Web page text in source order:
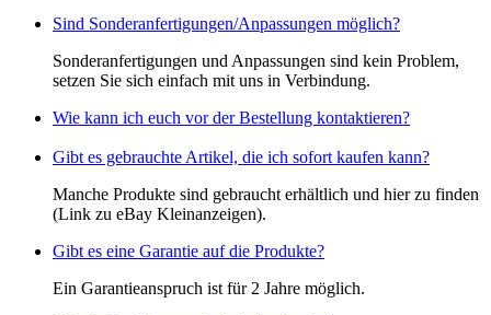
Sind Sonderanfertigungen/Anpassungen möglich?
Sonderanfertigungen und Anpassungen sind kein Problem,
setzen Sie sich einfach mit uns in Verbindung.
Wie kann ich euch vor der Bestellung kontaktieren?
Gibt es gebrauchte Artikel, die ich sofort kaufen kann?
Manche Produkte sind gebraucht erhältlich und hier zu finden
(Link zu eBay Kleinanzeigen).
Gibt es eine Garantie auf die Produkte?
Ein Garantieanspruch ist für 2 Jahre möglich.